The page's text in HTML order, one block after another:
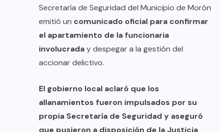
Secretaría de Seguridad del Municipio de Morón
emitió un comunicado oficial para confirmar
el apartamiento de la funcionaria
involucraday despegar a la gestión del
accionar delictivo.
El gobierno local aclaró que los
allanamientos fueron impulsados por su
propia Secretaría de Seguridad y aseguró